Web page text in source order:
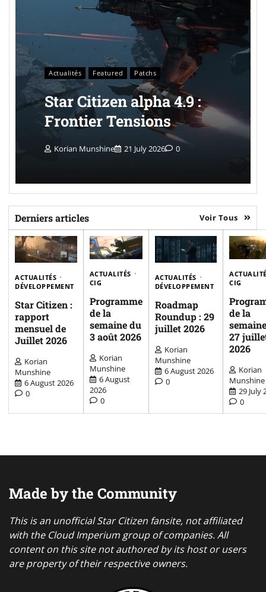
Actualités Featured Patchs
Star Citizen alpha 4.9 :
Frontier Tensions
Korian Munshine 21 July 2026 0
Derniers articles Voir Tous
ACTUALITÉS
DÉVELOPPEMENT
Star Citizen :
rapport
mensuel de
Juillet 2026
Korian
Munshine
6 August 2026
0
ACTUALITÉS
CIG
Programme
de la
semaine du
3 août 2026
Korian
Munshine
6 August
2026
0
ACTUALITÉS
DÉVELOPPEMENT
Roadmap
Roundup : 29
juillet 2026
Korian
Munshine
6 August 2026
0
CIG
de la
27
2026
Korian
Munshine
29 July
0
Made by the Community
This is an unofficial Star Citizen fansite, not affiliated
with the Cloud Imperium group of companies. All
content on this site not authored by its host or users
are property of their respective owners.